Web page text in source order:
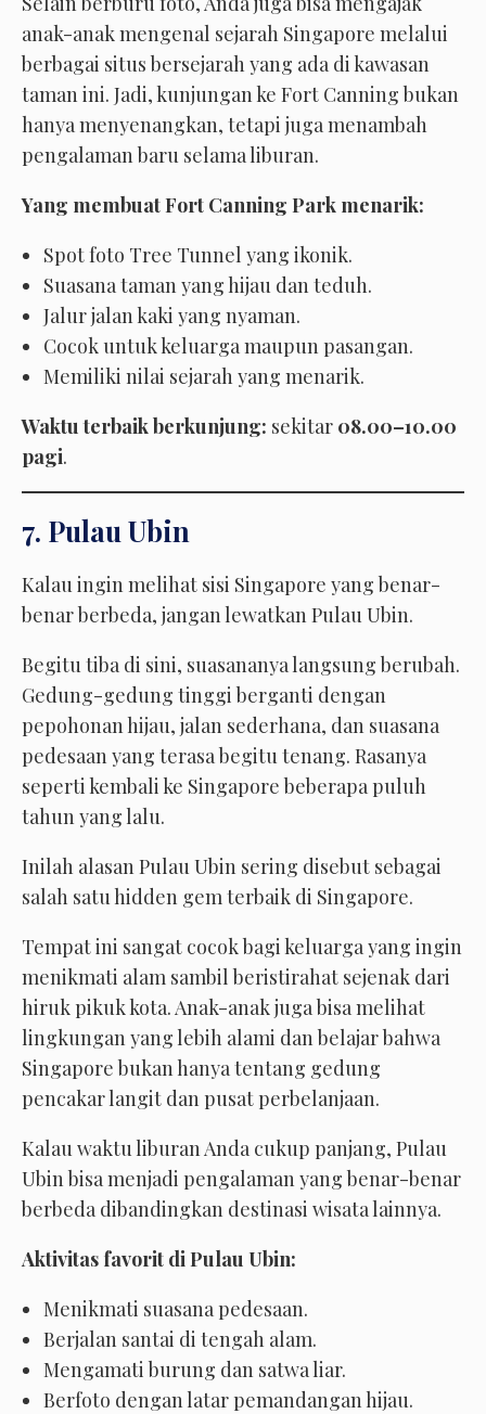
anak-anak mengenal sejarah Singapore melalui
berbagai situs bersejarah yang ada di kawasan
taman ini. Jadi, kunjungan ke Fort Canning bukan
hanya menyenangkan, tetapi juga menambah
pengalaman baru selama liburan.
Yang membuat Fort Canning Park menarik:
Spot foto Tree Tunnel yang ikonik.
Suasana taman yang hijau dan teduh.
Jalur jalan kaki yang nyaman.
Cocok untuk keluarga maupun pasangan.
Memiliki nilai sejarah yang menarik.
Waktu terbaik berkunjung: sekitar 08.00–10.00
pagi.
7. Pulau Ubin
Kalau ingin melihat sisi Singapore yang benar-
benar berbeda, jangan lewatkan Pulau Ubin.
Begitu tiba di sini, suasananya langsung berubah.
Gedung-gedung tinggi berganti dengan
pepohonan hijau, jalan sederhana, dan suasana
pedesaan yang terasa begitu tenang. Rasanya
seperti kembali ke Singapore beberapa puluh
tahun yang lalu.
Inilah alasan Pulau Ubin sering disebut sebagai
salah satu hidden gem terbaik di Singapore.
Tempat ini sangat cocok bagi keluarga yang ingin
menikmati alam sambil beristirahat sejenak dari
hiruk pikuk kota. Anak-anak juga bisa melihat
lingkungan yang lebih alami dan belajar bahwa
Singapore bukan hanya tentang gedung
pencakar langit dan pusat perbelanjaan.
Kalau waktu liburan Anda cukup panjang, Pulau
Ubin bisa menjadi pengalaman yang benar-benar
berbeda dibandingkan destinasi wisata lainnya.
Aktivitas favorit di Pulau Ubin:
Menikmati suasana pedesaan.
Berjalan santai di tengah alam.
Mengamati burung dan satwa liar.
Berfoto dengan latar pemandangan hijau.